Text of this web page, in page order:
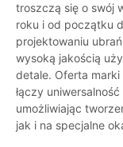
troszczą się o swój
roku i od początku
projektowaniu
wysoką jakością
detale. Oferta
łączy
umożliwiając
jak i na specjalne